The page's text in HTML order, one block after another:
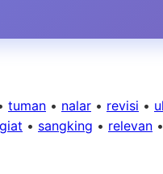
tuman • nalar • revisi •
• sangking • relevan •